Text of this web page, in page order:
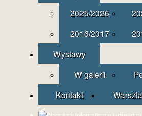
2025/2026
2016/2017
Wystawy
W galerii
Kontakt